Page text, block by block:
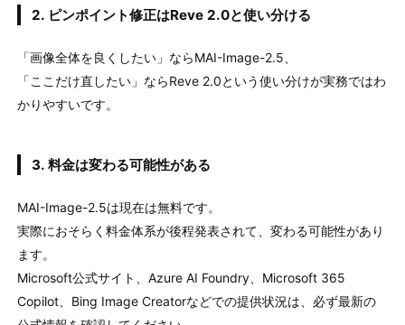
2. ピンポイント修正はReve 2.0と使い分ける
「画像全体を良くしたい」ならMAI-Image-2.5、
「ここだけ直したい」ならReve 2.0という使い分けが実務ではわ
かりやすいです。
3. 料金は変わる可能性がある
MAI-Image-2.5は現在は無料です。
実際におそらく料金体系が後程発表されて、変わる可能性があり
ます。
Microsoft公式サイト、Azure AI Foundry、Microsoft 365
Copilot、Bing Image Creatorなどでの提供状況は、必ず最新の